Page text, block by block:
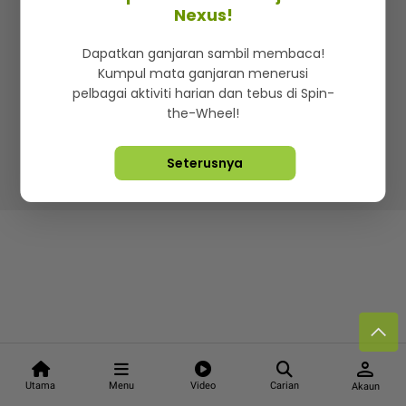
Utama Menu Video Carian
person
Akaun
Iklan di SMG360
Terma & Syarat Dasar Privasi
Lebih hot, viral dan sensasi
Hakcipta Terpelihara ©2026. Star Media Group Berhad
Nexus!
Dapatkan ganjaran sambil membaca!
Kumpul mata ganjaran menerusi
pelbagai aktiviti harian dan tebus di Spin-
the-Wheel!
Seterusnya